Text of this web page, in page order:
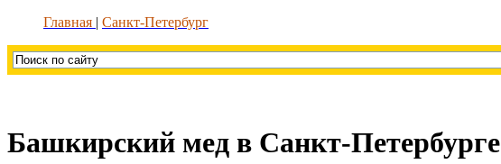
Главная
Санкт-Петербург
Башкирский мед в Санкт-Петербурге